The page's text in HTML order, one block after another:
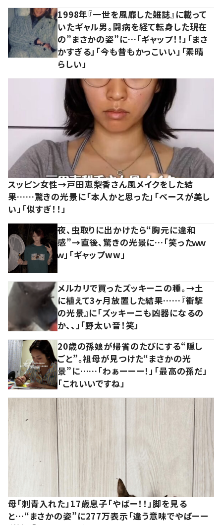
1998年『一世を風靡した雑誌』に載って
いたギャル男。闘病を経て転身した現在
の”まさかの姿”に…「ギャップ！！」「まさ
かすぎる」「今も昔もかっこいい」「素晴
らしい」
スッピン女性→戸田恵梨香さん風メイクをした結
果……驚きの光景に「本人かと思った」「ベースが美し
い」「似すぎ！！」
夜、虫取りに出かけたら“胸元に違和
感”→直後、驚きの光景に…「笑ったｗｗ
ｗ」「ギャップww」
メルカリで買ったズッキーニの種。→土
に植えて3ヶ月放置した結果……『衝撃
の光景』に「ズッキーニも凶器になるの
か、、」「野太い音！笑」
20歳の孫娘が帰省のたびにする“隠し
ごと”。祖母が見つけた“まさかの光
景”に……「わぁーーー！」「最高の孫だ」
「これいいですね」
母「刺青入れた」17歳息子「やばー！！」脚を見る
と…“まさかの姿”に277万表示「違う意味でやばーー